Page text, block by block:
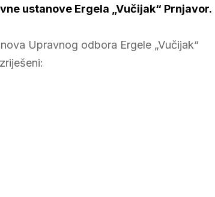
ustanove Ergela „Vučijak“ Prnjavor.
Upravnog odbora Ergele „Vučijak“